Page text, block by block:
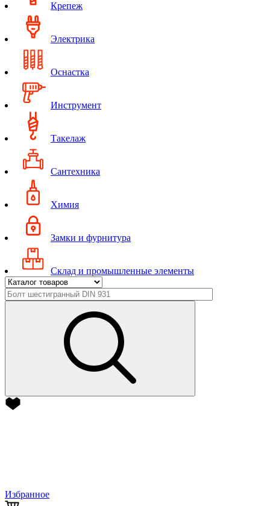
Крепеж
Электрика
Оснастка
Инструмент
Такелаж
Сантехника
Химия
Замки и фурнитура
Склад и промышленные элементы
Избранное